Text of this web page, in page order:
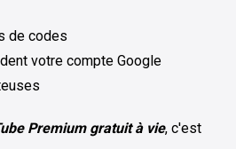
de codes
votre compte Google
Premium gratuit à vie, c'est